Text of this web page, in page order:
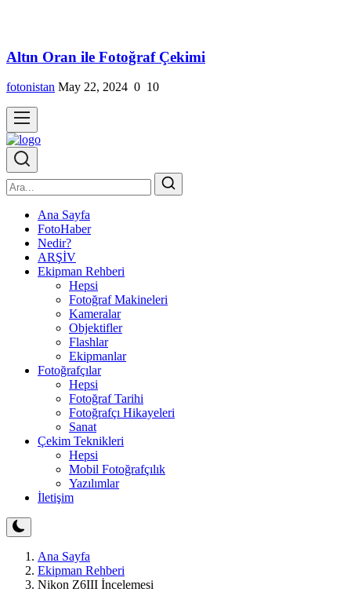
Altın Oran ile Fotoğraf Çekimi
fotonistan May 22, 2024 0 10
Ana Sayfa
FotoHaber
Nedir?
ARŞİV
Ekipman Rehberi
Hepsi
Fotoğraf Makineleri
Kameralar
Objektifler
Flashlar
Ekipmanlar
Fotoğrafçılar
Hepsi
Fotoğraf Tarihi
Fotoğrafçı Hikayeleri
Sanat
Çekim Teknikleri
Hepsi
Mobil Fotoğrafçılık
Yazılımlar
İletişim
Ana Sayfa
Ekipman Rehberi
Nikon Z6III İncelemesi